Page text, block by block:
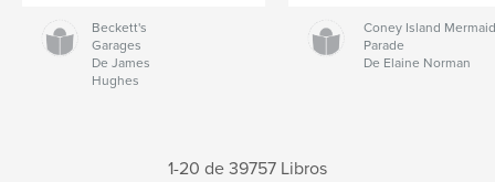
Beckett's
Garages
De James
Hughes
Coney Island
Parade
De Elaine Norman
1-20 de 39757 Libros